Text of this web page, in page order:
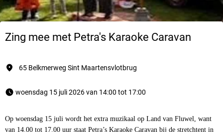
Zing mee met Petra's Karaoke Caravan
65 Belkmerweg Sint Maartensvlotbrug
woensdag 15 juli 2026 van 14:00 tot 17:00
Op woensdag 15 juli wordt het extra muzikaal op Land van Fluwel, want
van 14.00 tot 17.00 uur staat Petra’s Karaoke Caravan bij de stretchtent in